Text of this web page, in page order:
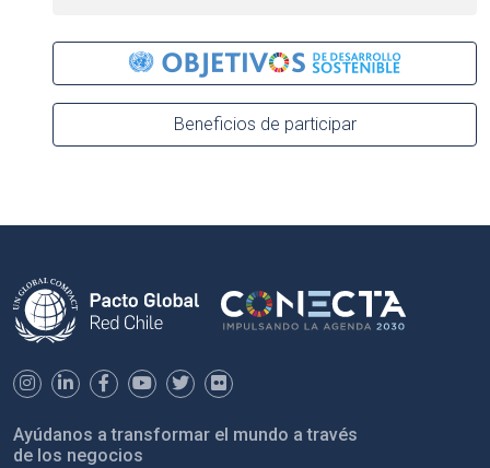
Beneficios de participar
Ayúdanos a transformar el mundo a través
de los negocios